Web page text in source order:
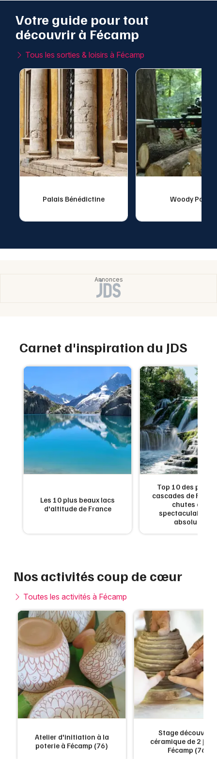
Votre guide pour tout
découvrir à Fécamp
Tous les sorties & loisirs à Fécamp
Palais Bénédictine Woody Park
Carnet d'inspiration du JDS
Les 10 plus beaux lacs
d'altitude de France
Top 10 des plus
cascades de
chutes d'eau
spectaculaires à
absolument
Nos activités coup de cœur
Toutes les activités à Fécamp
Atelier d'initiation à la
poterie à Fécamp (76)
Stage découverte
céramique de 2
Fécamp (76)